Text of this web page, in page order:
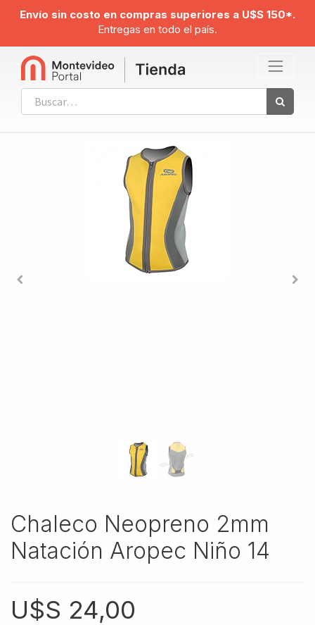
Envío sin costo en compras superiores a U$S 150*.
Entregas en todo el país.
Chaleco Neopreno 2mm
Natación Aropec Niño 14
U$S 24,00